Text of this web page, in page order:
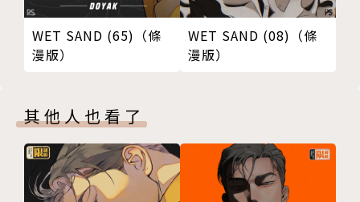
WET SAND (65)（條
漫版）
WET SAND (08)（條
漫版）
其他人也看了